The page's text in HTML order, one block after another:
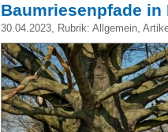
Baumriesenpfade in
30.04.2023, Rubrik: Allgemein,